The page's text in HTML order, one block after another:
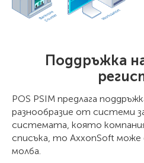
Поддръжка
POS PSIM предлага
разнообразие от системи
системата, която
списъка, то AxxonSoft
молба.